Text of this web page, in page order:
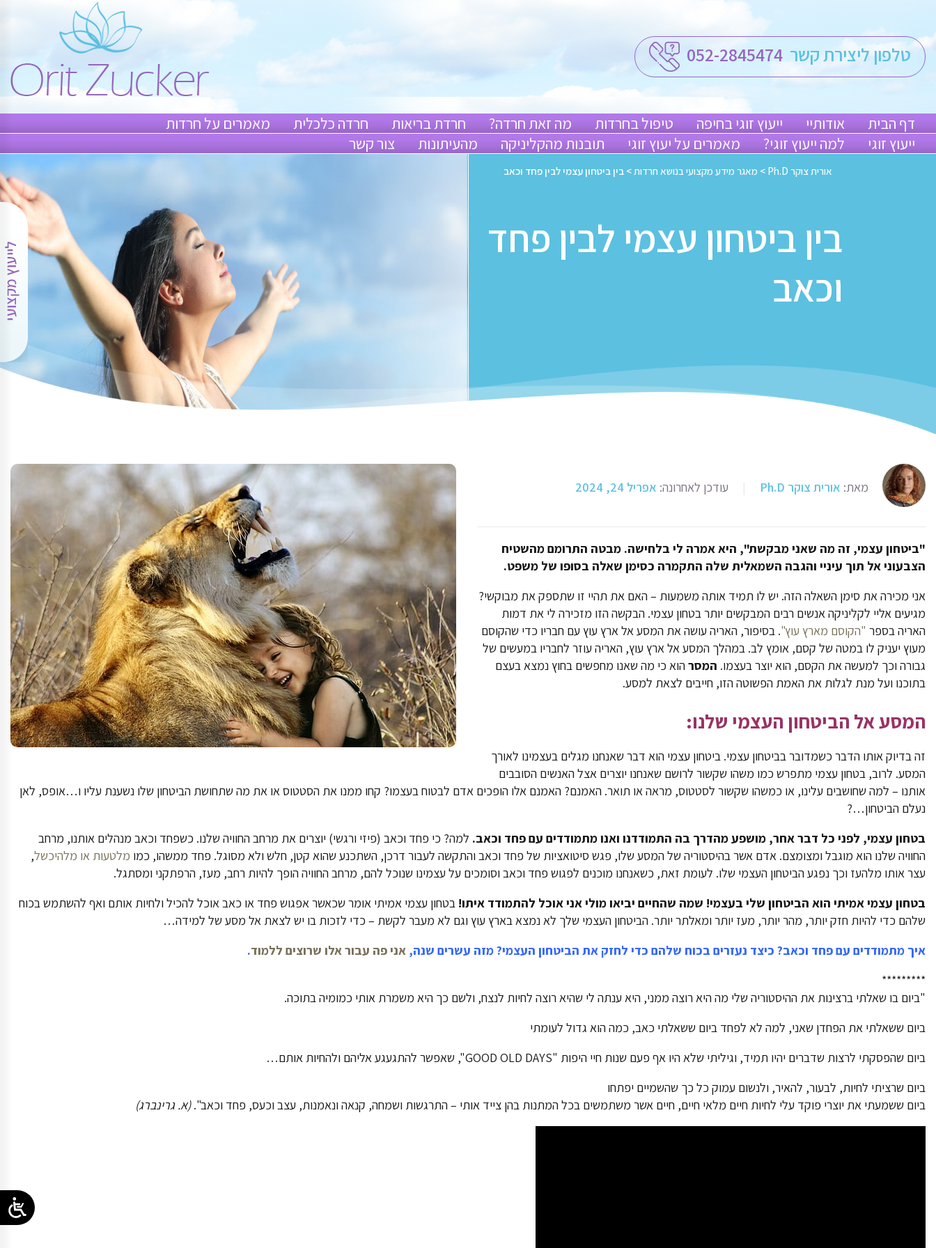
טלפון ליצירת קשר 052-2845474
דף הבית אודותיי ייעוץ זוגי בחיפה טיפול בחרדות מה זאת חרדה? חרדת בריאות חרדה כלכלית
מאמרים על חרדות
ייעוץ זוגי
למה ייעוץ זוגי? מאמרים על יעוץ זוגי תובנות מהקליניקה מהעיתונות צור קשר
אורית צוקר Ph.D > מאגר מידע מקצועי בנושא חרדות>בין ביטחון עצמי לבין פחד וכאב
בין ביטחון עצמי לבין פחד
וכאב
מאת: אורית צוקר Ph.D עודכן לאחרונה: אפריל 24, 2024
"ביטחון עצמי, זה מה שאני מבקשת", היא אמרה לי בלחישה. מבטה התרומם מהשטיח
הצבעוני אל תוך עיניי והגבה השמאלית שלה התקמרה כסימן שאלה בסופו של משפט.
אני מכירה את סימן השאלה הזה. יש לו תמיד אותה משמעות – האם את תהיי זו שתספק את מבוקשי?
מגיעים אליי לקליניקה אנשים רבים המבקשים יותר בטחון עצמי. הבקשה הזו מזכירה לי את דמות
האריה בספר "הקוסם מארץ עוץ". בסיפור, האריה עושה את המסע אל ארץ עוץ עם חבריו כדי שהקוסם
מעוץ יעניק לו במטה של קסם, אומץ לב. במהלך המסע אל ארץ עוץ, האריה עוזר לחבריו במעשים של
גבורה וכך למעשה את הקסם, הוא יוצר בעצמו. המסרהוא כי מה שאנו מחפשים בחוץ נמצא בעצם
בתוכנו ועל מנת לגלות את האמת הפשוטה הזו, חייבים לצאת למסע.
המסע אל הביטחון העצמי שלנו:
זה בדיוק אותו הדבר כשמדובר בביטחון עצמי. ביטחון עצמי הוא דבר שאנחנו מגלים בעצמינו לאורך
המסע. לרוב, בטחון עצמי מתפרש כמו משהו שקשור לרושם שאנחנו יוצרים אצל האנשים הסובבים
אותנו – למה שחושבים עלינו, או כמשהו שקשור לסטטוס, מראה או תואר. האמנם? האמנם אלו הופכים אדם לבטוח בעצמו? קחו ממנו את הסטטוס או את מה שתחושת הביטחון שלו נשענת עליו ו…אופס, לאן
נעלם הביטחון…?
בטחון עצמי, לפני כל דבר אחר, מושפע מהדרך בה התמודדנו ואנו מתמודדים עם פחד וכאב. למה? כי פחד וכאב (פיזי ורגשי) יוצרים את מרחב החוויה שלנו. כשפחד וכאב מנהלים אותנו, מרחב
החוויה שלנו הוא מוגבל ומצומצם. אדם אשר בהיסטוריה של המסע שלו, פגש סיטואציות של פחד וכאב והתקשה לעבור דרכן, השתכנע שהוא קטן, חלש ולא מסוגל. פחד ממשהו, כמו מלטעות או מלהיכשל,
עצר אותו מלהעז וכך נפגע הביטחון העצמי שלו. לעומת זאת, כשאנחנו מוכנים לפגוש פחד וכאב וסומכים על עצמינו שנוכל להם, מרחב החוויה הופך להיות רחב, מעז, הרפתקני ומסתגל.
בטחון עצמי אמיתי הוא הביטחון שלי בעצמי! שמה שהחיים יביאו מולי אני אוכל להתמודד איתו! בטחון עצמי אמיתי אומר שכאשר אפגוש פחד או כאב אוכל להכיל ולחיות אותם ואף להשתמש בכוח
שלהם כדי להיות חזק יותר, מהר יותר, מעז יותר ומאלתר יותר. הביטחון העצמי שלך לא נמצא בארץ עוץ וגם לא מעבר לקשת – כדי לזכות בו יש לצאת אל מסע של למידה…
איך מתמודדים עם פחד וכאב? כיצד נעזרים בכוח שלהם כדי לחזק את הביטחון העצמי?מזה עשרים שנה, אני פה עבור אלו שרוצים ללמוד.
*********
"ביום בו שאלתי ברצינות את ההיסטוריה שלי מה היא רוצה ממני, היא ענתה לי שהיא רוצה לחיות לנצח, ולשם כך היא משמרת אותי כמומיה בתוכה.
ביום ששאלתי את הפחדן שאני, למה לא לפחד ביום ששאלתי כאב, כמה הוא גדול לעומתי
ביום שהפסקתי לרצות שדברים יהיו תמיד, וגיליתי שלא היו אף פעם שנות חיי היפות "GOOD OLD DAYS", שאפשר להתגעגע אליהם ולהחיות אותם…
ביום שרציתי לחיות, לבעור, להאיר, ולנשום עמוק כל כך שהשמיים יפתחו
ביום ששמעתי את יוצרי פוקד עלי לחיות חיים מלאי חיים, חיים אשר משתמשים בכל המתנות בהן צייד אותי – התרגשות ושמחה, קנאה ונאמנות, עצב וכעס, פחד וכאב".(א. גרינברג)